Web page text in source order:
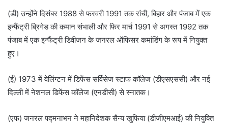
(डी) उन्होंने दिसंबर 1988 से फरवरी 1991 तक रांची, बिहार और पंजाब में एक
इन्फैंट्री ब्रिगेड की कमान संभाली और फिर मार्च 1991 से अगस्त 1992 तक
पंजाब में एक इन्फैंट्री डिवीजन के जनरल ऑफिसर कमांडिंग के रूप में नियुक्त
हुए।
(ई) 1973 में वेलिंग्टन में डिफेंस सर्विसेज स्टाफ कॉलेज (डीएसएससी) और नई
दिल्ली में नेशनल डिफेंस कॉलेज (एनडीसी) से स्नातक।
(एफ) जनरल पद्मनाभन ने महानिदेशक सैन्य खुफिया (डीजीएमआई) की नियुक्ति